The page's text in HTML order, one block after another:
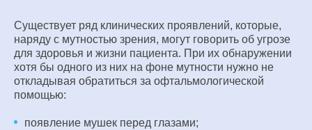
Существует ряд клинических проявлений, которые,
наряду с мутностью зрения, могут говорить об угрозе
для здоровья и жизни пациента. При их обнаружении
хотя бы одного из них на фоне мутности нужно не
откладывая обратиться за офтальмологической
помощью:
появление мушек перед глазами;